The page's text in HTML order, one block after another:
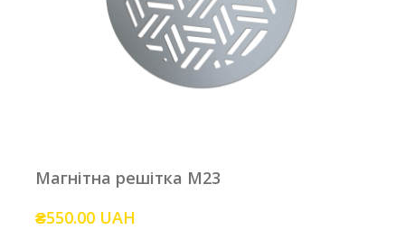
Магнітна решітка M23
₴550.00 UAH